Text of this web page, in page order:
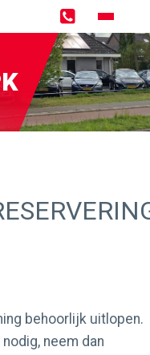
behoorlijk uitlopen.
neem dan